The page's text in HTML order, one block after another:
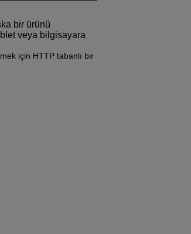
bir ürünü
veya bilgisayara
için HTTP tabanlı bir